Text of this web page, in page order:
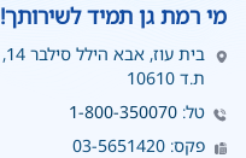
מי רמת גן תמיד לשירותך!
בית עוז, אבא הילל סילבר 14, רמת גן
ת.ד 10610
טל: 1-800-350070
פקס: 03-5651420